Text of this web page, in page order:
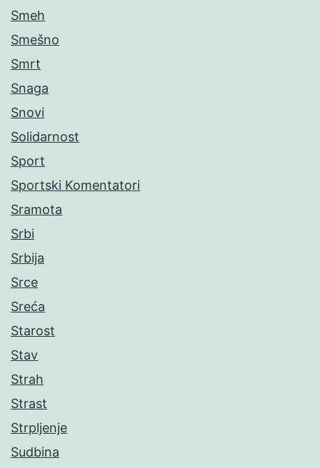
Smeh
Smešno
Smrt
Snaga
Snovi
Solidarnost
Sport
Sportski Komentatori
Sramota
Srbi
Srbija
Srce
Sreća
Starost
Stav
Strah
Strast
Strpljenje
Sudbina